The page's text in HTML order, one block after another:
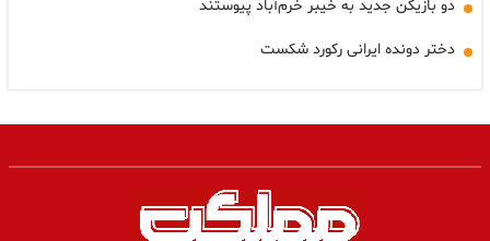
دو بازیکن جدید به خیبر خرم‌آباد پیوستند
دختر دونده ایرانی رکورد شکست